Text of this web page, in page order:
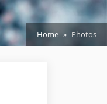
Home Photos